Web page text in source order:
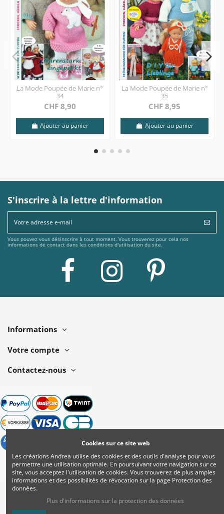
La Mode Poupée de Marie n°
34
CHF 8,90
Ajouter au panier
La Mode Poupée de Marie n°
35
CHF 8,95
Ajouter au panier
S'inscrire à la lettre d'information
Vous pouvez vous désinscrire à tout moment. Vous trouverez pour cela nos
informations de contact dans les conditions d'utilisation du site.
Informations
Votre compte
Contactez-nous
Cookies sur ce site web
Les créations Andrea utilise des cookies et des outils d'analyse pour vous
permettre une utilisation optimale. En poursuivant votre navigation sur ce
site, vous acceptez l'utilisation de cookies. Vous trouverez de plus amples
informations et des possibilités de révocation sur la page Protection des
données.
Plus d'informations sur la protection des données